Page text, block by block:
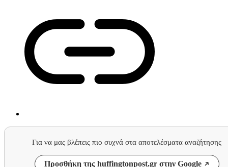
Για να μας βλέπεις πιο συχνά στα αποτελέσματα αναζήτησης
Προσθήκη της huffingtonpost.gr στην Google